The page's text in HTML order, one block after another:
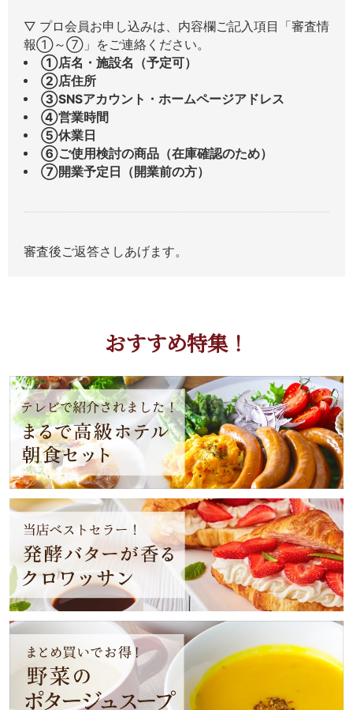
▽ プロ会員お申し込みは、内容欄ご記入項目「審査情
報①～⑦」をご連絡ください。
①店名・施設名（予定可）
②店住所
③SNSアカウント・ホームページアドレス
④営業時間
⑤休業日
⑥ご使用検討の商品（在庫確認のため）
⑦開業予定日（開業前の方）
審査後ご返答さしあげます。
おすすめ特集！